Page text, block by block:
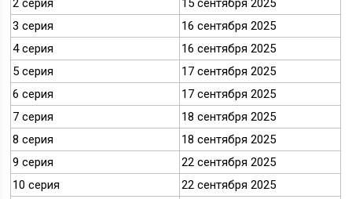
2 серия
15 сентября 2025
3 серия
16 сентября 2025
4 серия
16 сентября 2025
5 серия
17 сентября 2025
6 серия
17 сентября 2025
7 серия
18 сентября 2025
8 серия
18 сентября 2025
9 серия
22 сентября 2025
10 серия
22 сентября 2025